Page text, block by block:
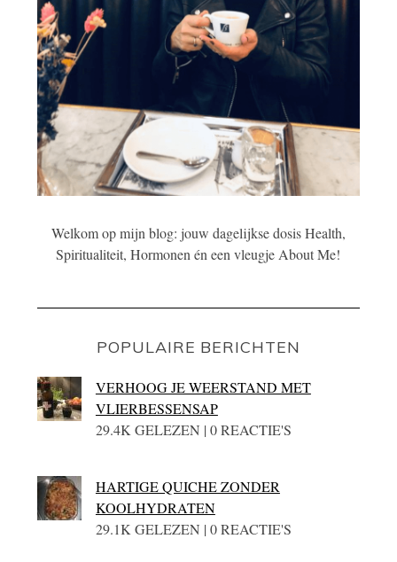
Welkom op mijn blog: jouw dagelijkse dosis Health,
Spiritualiteit, Hormonen én een vleugje About Me!
POPULAIRE BERICHTEN
VERHOOG JE WEERSTAND MET
VLIERBESSENSAP
29.4K GELEZEN | 0 REACTIE'S
HARTIGE QUICHE ZONDER
KOOLHYDRATEN
29.1K GELEZEN | 0 REACTIE'S